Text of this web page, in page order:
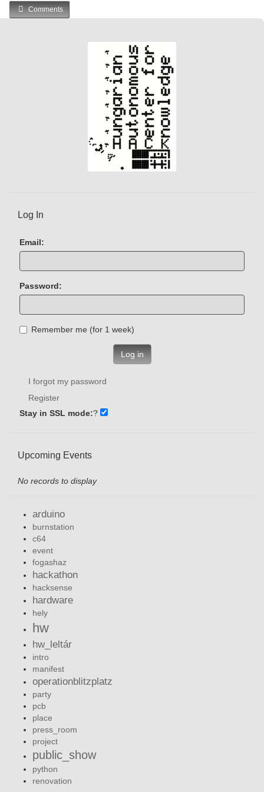
r
Comments
Log In
Email:
Password:
Remember me (for 1 week)
Log in
I forgot my password
Register
Stay in SSL mode:?
Upcoming Events
No records to display
arduino
burnstation
c64
event
fogashaz
hackathon
hacksense
hardware
hely
hw
hw_leltár
intro
manifest
operationblitzplatz
party
pcb
place
press_room
project
public_show
python
renovation